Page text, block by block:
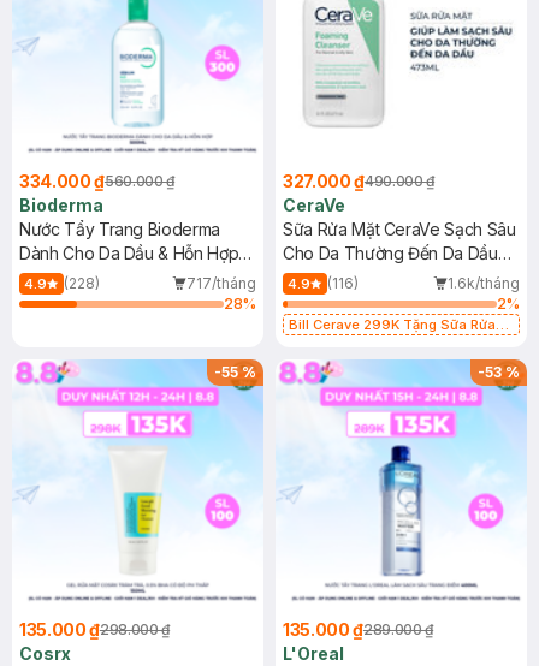
334.000 ₫560.000 ₫
Bioderma
Nước Tẩy Trang Bioderma
Dành Cho Da Dầu & Hỗn Hợp
500ml
4.9 (228)
717/tháng
28%
327.000 ₫490.000 ₫
CeraVe
Sữa Rửa Mặt CeraVe Sạch Sâu
Cho Da Thường Đến Da Dầu
473ml
4.9 (116)
1.6k/tháng
2%
Bill Cerave 299K Tặng Sữa Rửa
-55%
135.000 ₫298.000 ₫
Cosrx
-53%
135.000 ₫289.000 ₫
L'Oreal